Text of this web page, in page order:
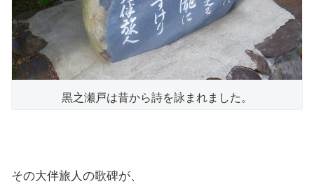
黒之瀬戸は昔から詩を詠まれました。
その大伴旅人の歌碑が、